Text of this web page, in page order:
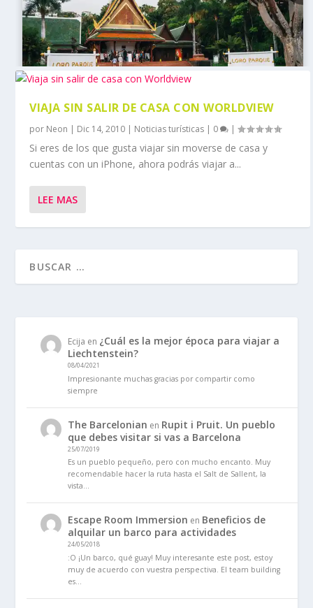
VIAJA SIN SALIR DE CASA CON WORLDVIEW
por Neon | Dic 14, 2010 | Noticias turísticas | 0 |
Si eres de los que gusta viajar sin moverse de casa y
cuentas con un iPhone, ahora podrás viajar a...
LEE MAS
Ecija en ¿Cuál es la mejor época para viajar a
Liechtenstein?
08/04/2021
Impresionante muchas gracias por compartir como
siempre
The Barcelonian en Rupit i Pruit. Un pueblo
que debes visitar si vas a Barcelona
25/07/2019
Es un pueblo pequeño, pero con mucho encanto. Muy
recomendable hacer la ruta hasta el Salt de Sallent, la
vista…
Escape Room Immersion en Beneficios de
alquilar un barco para actividades
24/05/2018
:O ¡Un barco, qué guay! Muy interesante este post, estoy
muy de acuerdo con vuestra perspectiva. El team building
es…